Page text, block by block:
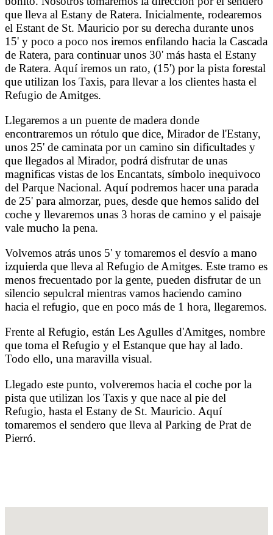
que lleva al Estany de Ratera. Inicialmente, rodearemos
el Estant de St. Mauricio por su derecha durante unos
15' y poco a poco nos iremos enfilando hacia la Cascada
de Ratera, para continuar unos 30' más hasta el Estany
de Ratera. Aquí iremos un rato, (15') por la pista forestal
que utilizan los Taxis, para llevar a los clientes hasta el
Refugio de Amitges.
Llegaremos a un puente de madera donde
encontraremos un rótulo que dice, Mirador de l'Estany,
unos 25' de caminata por un camino sin dificultades y
que llegados al Mirador, podrá disfrutar de unas
magnificas vistas de los Encantats, símbolo inequivoco
del Parque Nacional. Aquí podremos hacer una parada
de 25' para almorzar, pues, desde que hemos salido del
coche y llevaremos unas 3 horas de camino y el paisaje
vale mucho la pena.
Volvemos atrás unos 5' y tomaremos el desvío a mano
izquierda que lleva al Refugio de Amitges. Este tramo es
menos frecuentado por la gente, pueden disfrutar de un
silencio sepulcral mientras vamos haciendo camino
hacia el refugio, que en poco más de 1 hora, llegaremos.
Frente al Refugio, están Les Agulles d'Amitges, nombre
que toma el Refugio y el Estanque que hay al lado.
Todo ello, una maravilla visual.
Llegado este punto, volveremos hacia el coche por la
pista que utilizan los Taxis y que nace al pie del
Refugio, hasta el Estany de St. Mauricio. Aquí
tomaremos el sendero que lleva al Parking de Prat de
Pierró.